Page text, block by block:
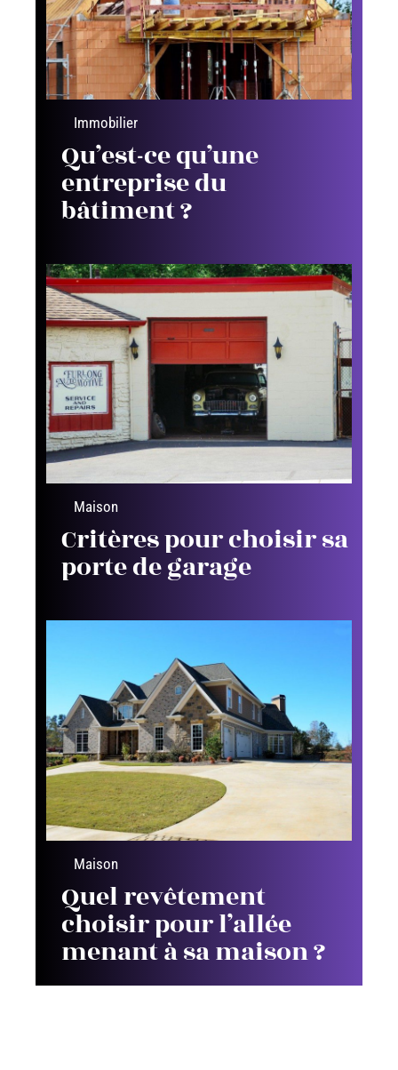
Immobilier
Qu’est-ce qu’une
entreprise du
bâtiment ?
Maison
Critères pour choisir sa
porte de garage
Maison
Quel revêtement
choisir pour l’allée
menant à sa maison ?